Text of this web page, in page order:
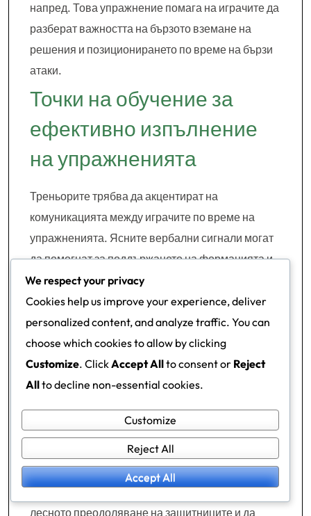
напред. Това упражнение помага на играчите да
разберат важността на бързото вземане на
решения и позиционирането по време на бързи
атаки.
Точки на обучение за
ефективно изпълнение
на упражненията
Треньорите трябва да акцентират на
комуникацията между играчите по време на
упражненията. Ясните вербални сигнали могат
да помогнат за поддържането на формацията и
да осигурят, че играчите са наясно със своите
роли и отговорности. Насърчаването на
играчите да повикват топката и да
предупреждават съотборниците за защитни
заплахи насърчава екипната работа.
Друг ключов момент е да се фокусира върху
движението на краката и позиционирането на
тялото. Играчите трябва да бъдат обучавани да
остават леки на краката, готови да се завъртят и
да се коригират при необходимост. Правилното
позициониране на тялото може да предотврати
лесното преодоляване на защитниците и да
We respect your privacy
Cookies help us improve your experience, deliver
personalized content, and analyze traffic. You can
choose which cookies to allow by clicking
Customize. ClickAccept Allto consent or Reject
Allto decline non-essential cookies.
Customize
Reject All
Accept All